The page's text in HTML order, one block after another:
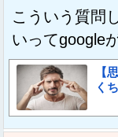
こういう質問
いってgoogle
【
く